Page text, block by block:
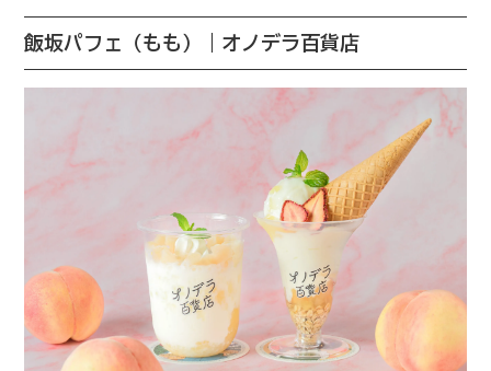
飯坂パフェ（もも）｜オノデラ百貨店